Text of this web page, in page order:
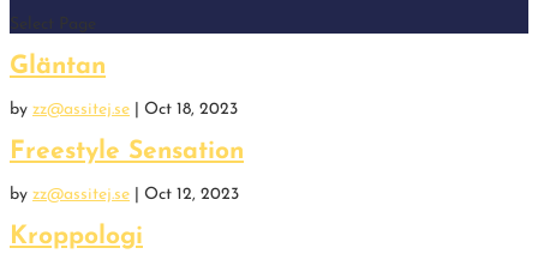
Select Page
Gläntan
by zz@assitej.se Oct 18, 2023
Freestyle Sensation
by zz@assitej.se Oct 12, 2023
Kroppologi